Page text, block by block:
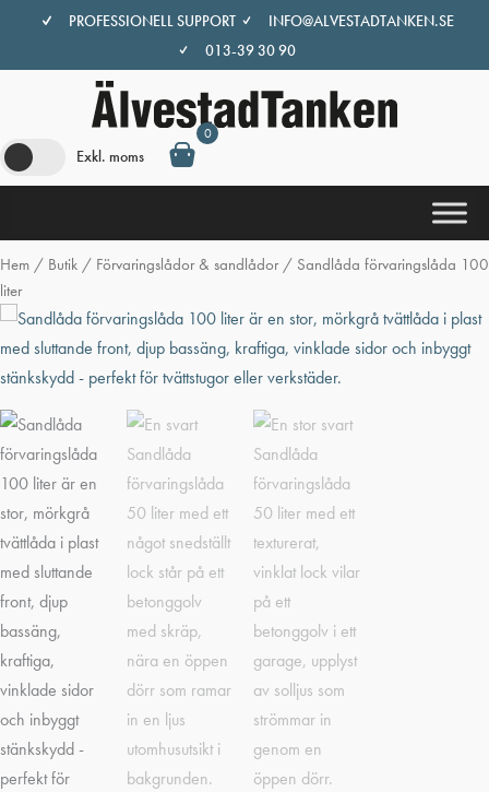
innehåll
PROFESSIONELL SUPPORT
INFO@ALVESTADTANKEN.SE
013-39 30 90
Exkl. moms
0
Hem / Butik / Förvaringslådor & sandlådor/ Sandlåda förvaringslåda 100
liter